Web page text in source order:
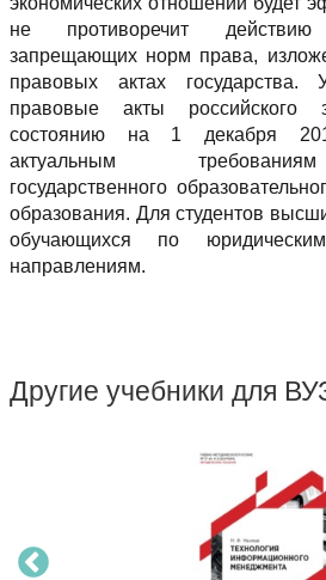
не противоречит
запрещающих норм права,
правовых актах государства.
правовые акты российского
состоянию на 1 декабря
актуальным
государственного
образования. Для студентов
обучающихся по
направлениям.
Другие учебники для